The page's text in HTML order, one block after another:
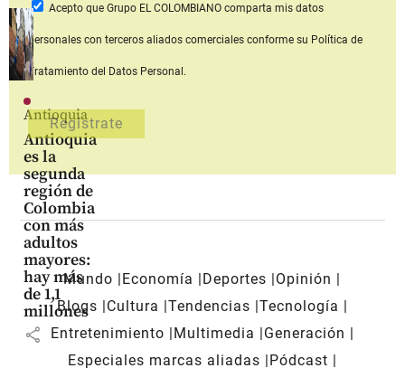
Antioquia
Antioquia
es la
segunda
región de
Colombia
con más
adultos
mayores:
hay más
de 1,1
millones
share
Acepto que Grupo EL COLOMBIANOcomparta mis datos
personales con terceros aliados comerciales conforme su Política de
Tratamiento del Datos Personal.
Mundo Economía Deportes
Opinión
Blogs
Cultura Tendencias Tecnología
Entretenimiento
Multimedia
Generación
Especiales marcas aliadas
Pódcast